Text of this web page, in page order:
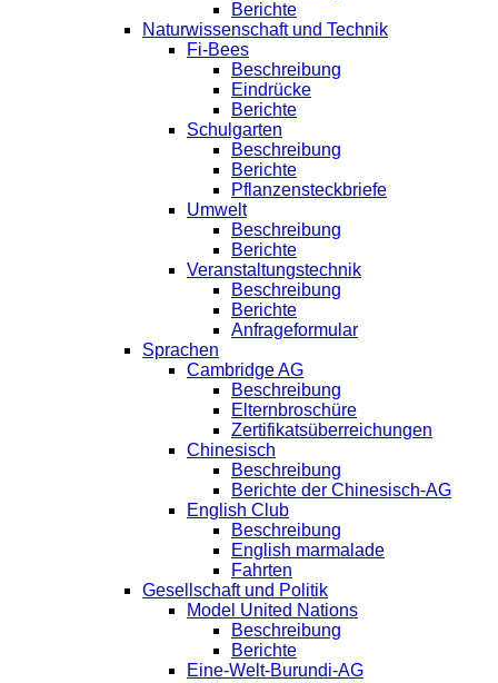
Berichte
Naturwissenschaft und Technik
Fi-Bees
Beschreibung
Eindrücke
Berichte
Schulgarten
Beschreibung
Berichte
Pflanzensteckbriefe
Umwelt
Beschreibung
Berichte
Veranstaltungstechnik
Beschreibung
Berichte
Anfrageformular
Sprachen
Cambridge AG
Beschreibung
Elternbroschüre
Zertifikatsüberreichungen
Chinesisch
Beschreibung
Berichte der Chinesisch-AG
English Club
Beschreibung
English marmalade
Fahrten
Gesellschaft und Politik
Model United Nations
Beschreibung
Berichte
Eine-Welt-Burundi-AG